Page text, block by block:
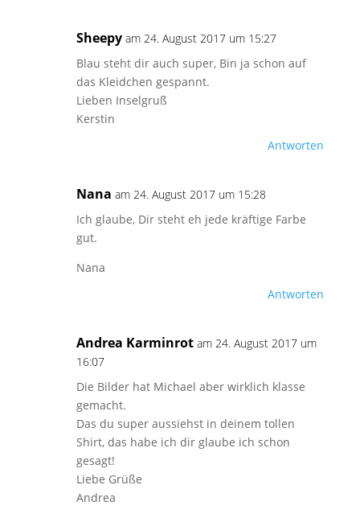
Sheepy am 24. August 2017 um 15:27
Blau steht dir auch super, Bin ja schon auf
das Kleidchen gespannt.
Lieben Inselgruß
Kerstin
Antworten
Nana am 24. August 2017 um 15:28
Ich glaube, Dir steht eh jede kräftige Farbe
gut.
Nana
Antworten
Andrea Karminrot am 24. August 2017 um
16:07
Die Bilder hat Michael aber wirklich klasse
gemacht.
Das du super aussiehst in deinem tollen
Shirt, das habe ich dir glaube ich schon
gesagt!
Liebe Grüße
Andrea